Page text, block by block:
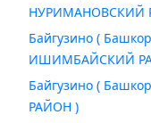
НУРИМАНОВСКИЙ
Байгузино (
ИШИМБАЙСКИЙ
Байгузино (
РАЙОН )